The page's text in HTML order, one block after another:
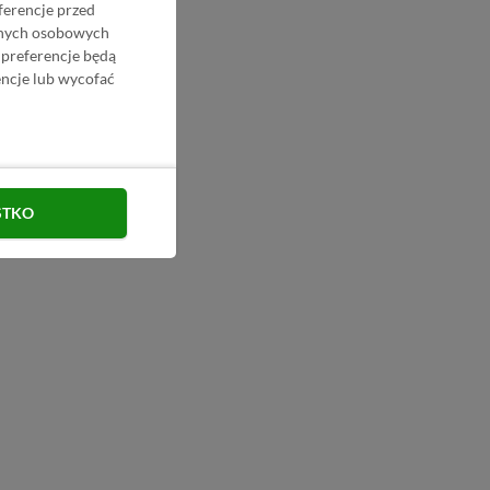
przed
osobowych
będą
lub wycofać